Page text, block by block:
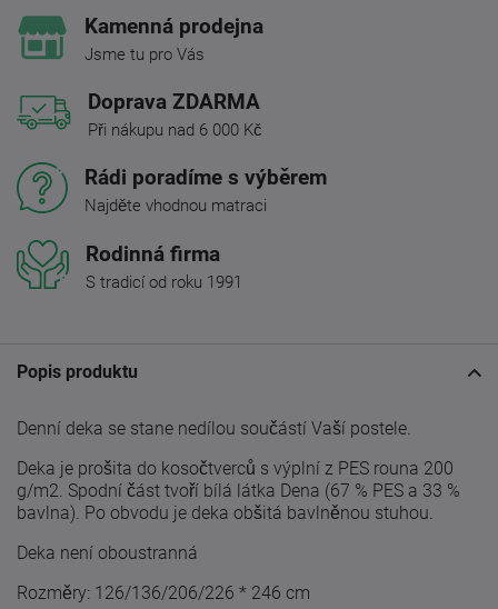
Kamenná prodejna
Jsme tu pro Vás
Doprava ZDARMA
Při nákupu nad 6 000 Kč
Rádi poradíme s výběrem
Najděte vhodnou matraci
Rodinná firma
S tradicí od roku 1991
Popis produktu
Denní deka se stane nedílou součástí Vaší postele.
Deka je prošita do kosočtverců s výplní z PES rouna 200
g/m2. Spodní část tvoří bílá látka Dena (67 % PES a 33 %
bavlna). Po obvodu je deka obšitá bavlněnou stuhou.
Deka není oboustranná
Rozměry: 126/136/206/226 * 246 cm